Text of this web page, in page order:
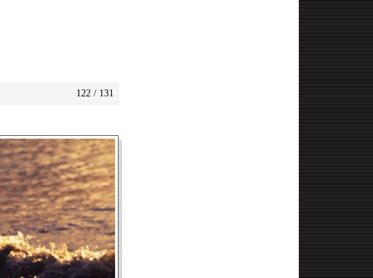
122 / 131